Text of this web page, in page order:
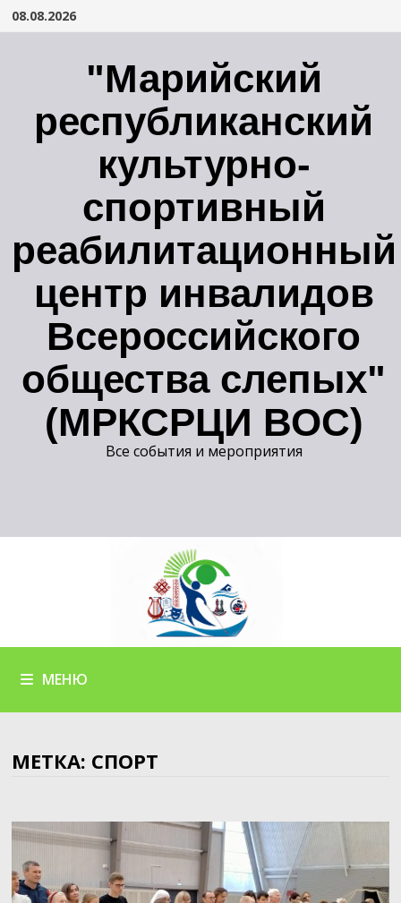
Перейти
08.08.2026
"Марийский
республиканский
культурно-
спортивный
реабилитационный
центр инвалидов
Всероссийского
общества слепых"
(МРКСРЦИ ВОС)
Все события и мероприятия
МЕНЮ
МЕТКА: СПОРТ